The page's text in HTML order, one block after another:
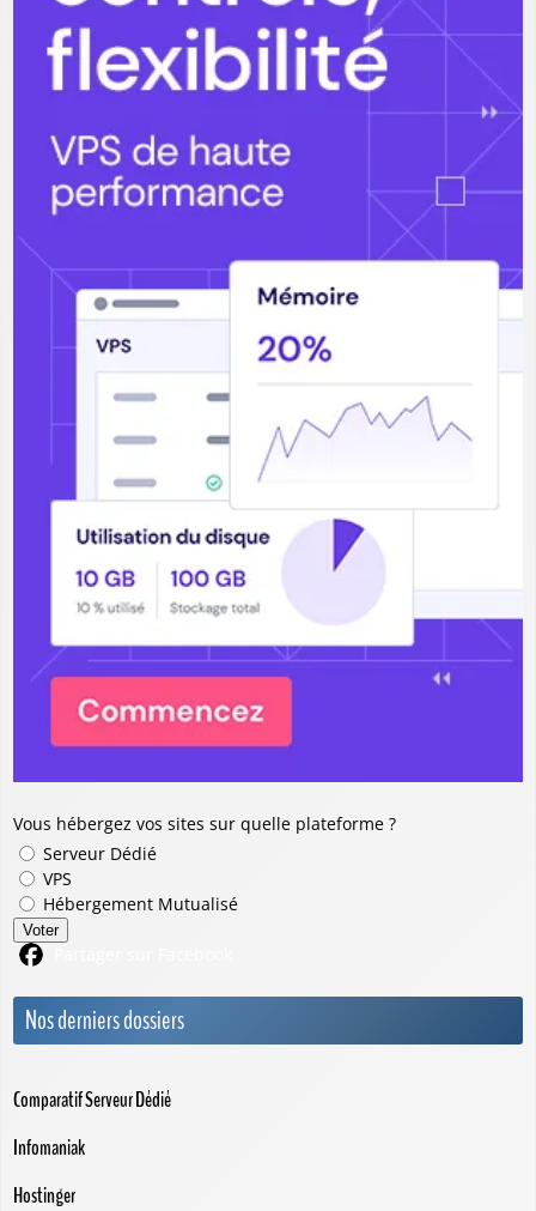
Vous hébergez vos sites sur quelle plateforme ?
Serveur Dédié
VPS
Hébergement Mutualisé
Voter
Nos derniers dossiers
Comparatif Serveur Dédié
Infomaniak
Hostinger